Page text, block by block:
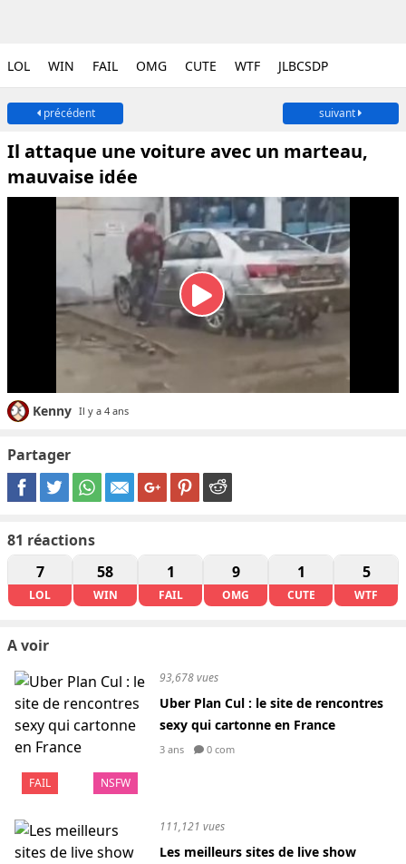
LOL WIN FAIL OMG CUTE WTF JLBCSDP
précédent suivant
Il attaque une voiture avec un marteau,
mauvaise idée
Kenny Il y a 4 ans
Partager
81 réactions
7
LOL
58
WIN
1
FAIL
9
OMG
1
CUTE
5
WTF
A voir
FAIL NSFW
93,678 vues
Uber Plan Cul : le site de rencontres
sexy qui cartonne en France
3 ans 0 com
111,121 vues
Les meilleurs sites de live show